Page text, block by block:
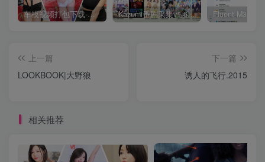
车模视频打包下载-高清无水印版 Kazumi番剧采集v1.6.9：支持自定义规则+在线观看+弹幕，跨平台下载
上一篇
LOOKBOOK|大野狼
下一篇
诱人的飞行.2015
相关推荐